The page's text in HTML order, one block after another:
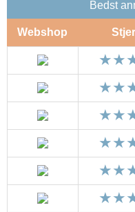
Bedst
Webshop